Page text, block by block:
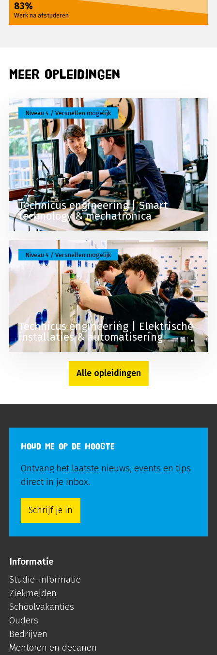
Werk na afstuderen
83%
Meer opleidingen
Technicus engineering | Smart
technology & mechatronica
Niveau 4 / Versnellen mogelijk
Lees meer over Technicus engineering | Smart
Technicus engineering | Elektrische
installaties & automatisering
Niveau 4 / Versnellen mogelijk
Lees meer over Technicus engineering |
Alle opleidingen
HOUD ME OP DE HOOGTE
Ontvang het laatste nieuws, events en tips
direct in je inbox.
Schrijf je in
Informatie
Studie-informatie
Ziekmelden
Schoolvakanties
Ouders
Bedrijven
Mentoren en decanen